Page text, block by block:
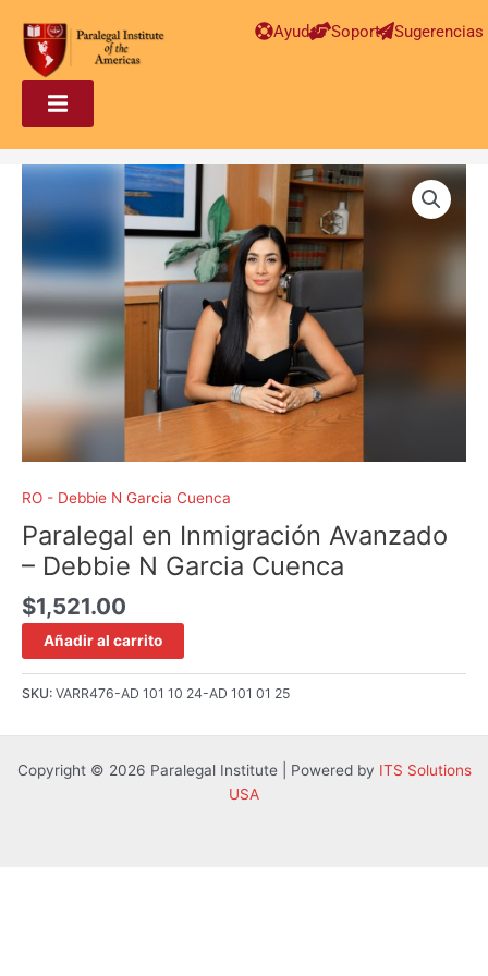
Ayuda Soporte Sugerencias
RO - Debbie N Garcia Cuenca
Paralegal en Inmigración Avanzado
– Debbie N Garcia Cuenca
$1,521.00
Paralegal
–
Debbie
N
Añadir al carrito
SKU: VARR476-AD 101 10 24-AD 101 01 25
Copyright © 2026 Paralegal Institute | Powered by ITS Solutions
USA